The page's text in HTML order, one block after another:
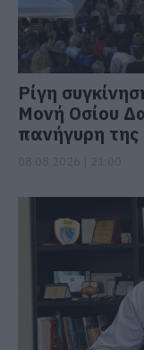
Ρίγη
Μονή Οσίου
πανήγυρη